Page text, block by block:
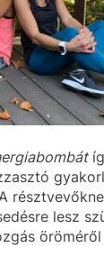
lesz